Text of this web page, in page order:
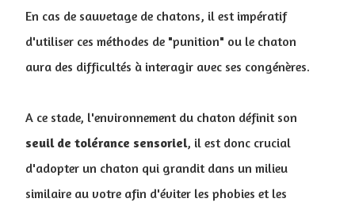
En cas de sauvetage de chatons, il est impératif
d'utiliser ces méthodes de "punition" ou le chaton
aura des difficultés à interagir avec ses congénères.
A ce stade, l'environnement du chaton définit son
seuil de tolérance sensoriel, il est donc crucial
d'adopter un chaton qui grandit dans un milieu
similaire au votre afin d'éviter les phobies et les